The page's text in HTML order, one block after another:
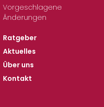
Vorgeschlagene
Änderungen
Ratgeber
Aktuelles
Über uns
Kontakt